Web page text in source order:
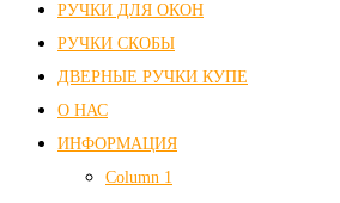
РУЧКИ ДЛЯ ОКОН
РУЧКИ СКОБЫ
ДВЕРНЫЕ РУЧКИ КУПЕ
О НАС
ИНФОРМАЦИЯ
Column 1